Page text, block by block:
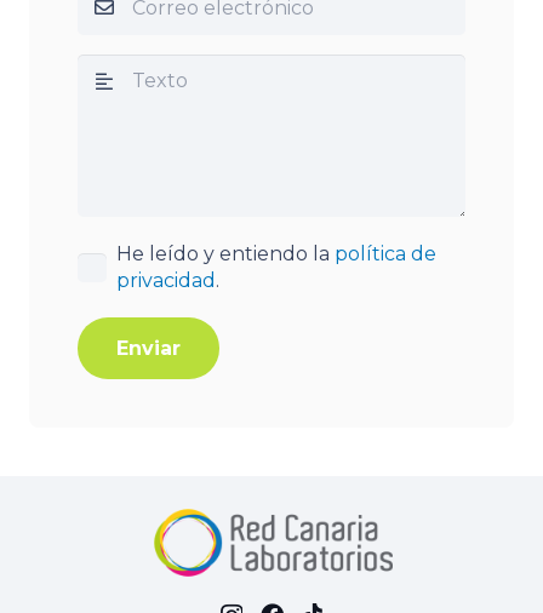
He leído y entiendo la política de
privacidad .
Enviar